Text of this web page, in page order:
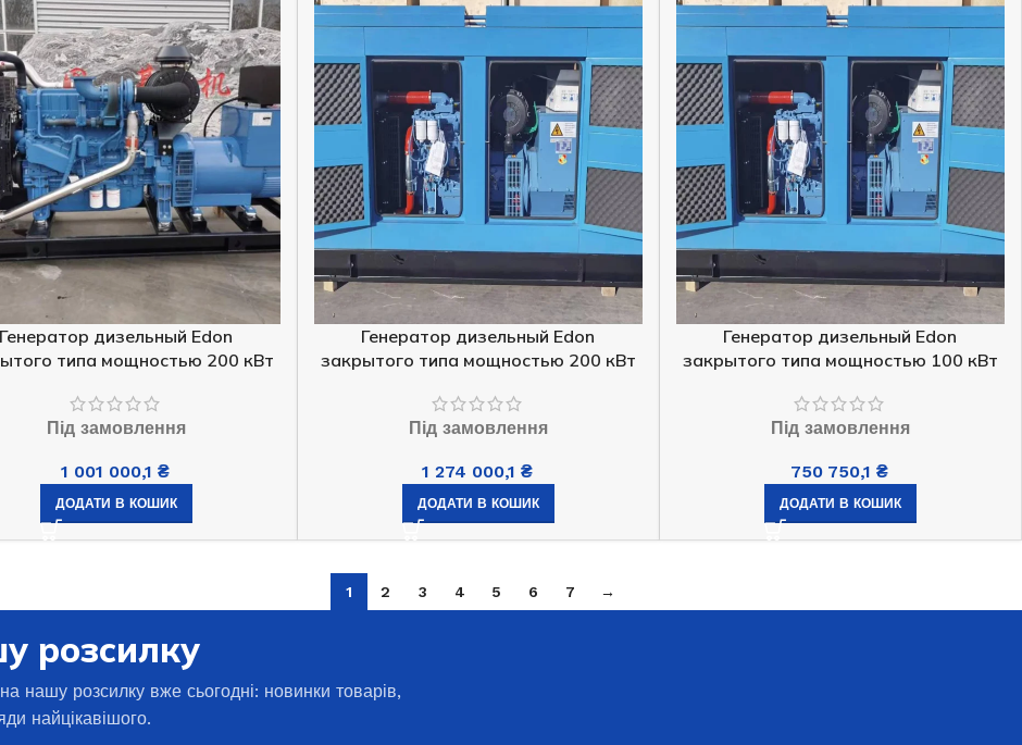
Генератор дизельный Edon
типа мощностью 200 кВт
Під замовлення
1 001 000,1 ₴
ДОДАТИ В КОШИК
Генератор дизельный Edon
закрытого типа мощностью 200 кВт
Під замовлення
1 274 000,1 ₴
ДОДАТИ В КОШИК
Генератор дизельный Edon
закрытого типа мощностью 100 кВт
Під замовлення
750 750,1₴
ДОДАТИ В КОШИК
1 2 3 4 5 6 7 →
розсилку
нашу розсилку вже сьогодні: новинки товарів,
найцікавішого.